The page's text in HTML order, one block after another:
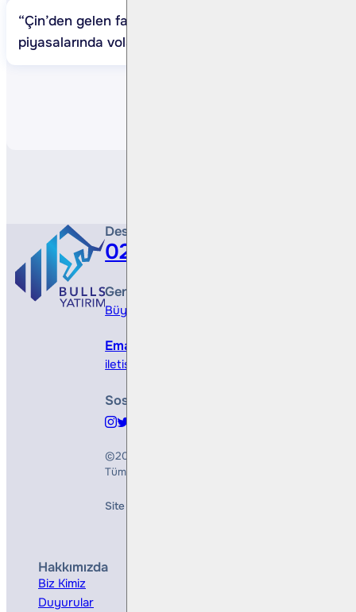
“Çin’den gelen faiz indirimleri emtia
piyasalarında volatilite yaratabilir”
Destek Hattı
0212 410 0500
Genel Müdürlük
Büyükdere Cad. No 173, 1. Levent Plaza, B
Email
iletisim@bullsyatirim.com
Sosyal Medya
©2026
Tüm Hakları Saklıdır
Site Creation & Technology by
Hakkımızda
Biz Kimiz
Duyurular